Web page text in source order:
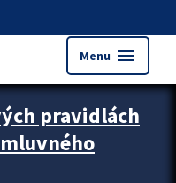
Menu menu
pravidlách